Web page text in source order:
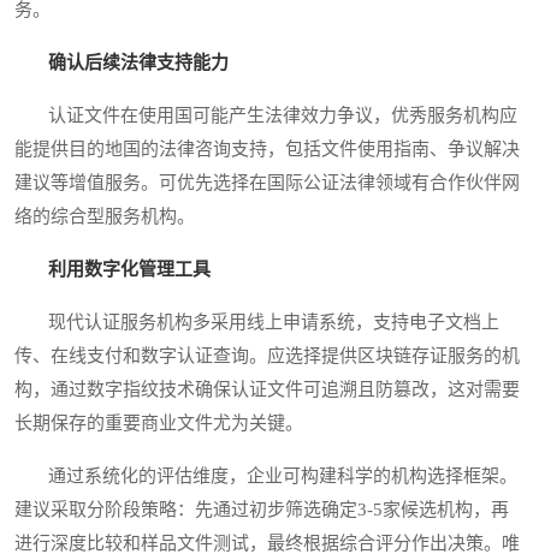
务。
确认后续法律支持能力
认证文件在使用国可能产生法律效力争议，优秀服务机构应
能提供目的地国的法律咨询支持，包括文件使用指南、争议解决
建议等增值服务。可优先选择在国际公证法律领域有合作伙伴网
络的综合型服务机构。
利用数字化管理工具
现代认证服务机构多采用线上申请系统，支持电子文档上
传、在线支付和数字认证查询。应选择提供区块链存证服务的机
构，通过数字指纹技术确保认证文件可追溯且防篡改，这对需要
长期保存的重要商业文件尤为关键。
通过系统化的评估维度，企业可构建科学的机构选择框架。
建议采取分阶段策略：先通过初步筛选确定3-5家候选机构，再
进行深度比较和样品文件测试，最终根据综合评分作出决策。唯